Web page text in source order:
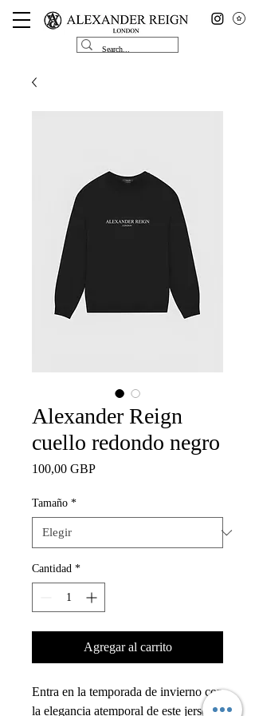
Alexander Reign
cuello redondo negro
100,00 GBPPrecio
Tamaño *
Cantidad *
Agregar al carrito
Entra en la temporada de invierno con
la elegancia atemporal de este jersey